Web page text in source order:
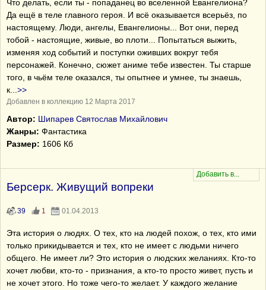
Что делать, если ты - попаданец во вселенной Евангелиона?
Да ещё в теле главного героя. И всё оказывается всерьёз, по
настоящему. Люди, ангелы, Евангелионы... Вот они, перед
тобой - настоящие, живые, во плоти... Попытаться выжить,
изменяя ход событий и поступки оживших вокруг тебя
персонажей. Конечно, сюжет аниме тебе известен. Ты старше
того, в чьём теле оказался, ты опытнее и умнее, ты знаешь,
к
>>
Добавлен в коллекцию 12 Марта 2017
Автор: Шипарев Святослав Михайлович
Жанры: Фантастика
Размер: 1606 Кб
Берсерк. Живущий вопреки
39 1 01.04.2013
Эта история о людях. О тех, кто на людей похож, о тех, кто ими
только прикидывается и тех, кто не имеет с людьми ничего
общего. Не имеет ли? Это история о людских желаниях. Кто-то
хочет любви, кто-то - признания, а кто-то просто живет, пусть и
не хочет этого. Но тоже чего-то желает. У каждого желание